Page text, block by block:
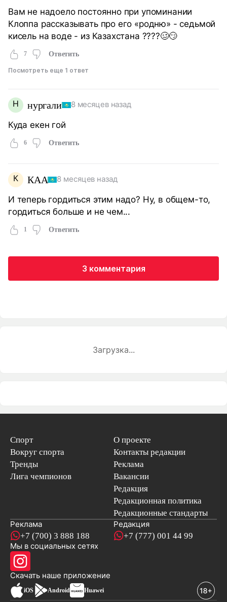
Вам не надоело постоянно при упоминании
Клоппа рассказывать про его «родню» - седьмой
кисель на воде - из Казахстана ????🥴😏
7 Ответить
Посмотреть еще 1 ответ
Н нургали 8 месяцев назад
Куда екен гой
6 Ответить
К КАА 8 месяцев назад
И теперь гордиться этим надо? Ну, в общем-то,
гордиться больше и не чем...
1 Ответить
3 комментария
Загрузка...
Спорт
Вокруг спорта
Тренды
Лига чемпионов
О проекте
Контакты редакции
Реклама
Вакансии
Редакция
Редакционная политика
Редакционные стандарты
Реклама
+7 (700) 3 888 188
Редакция
+7 (777) 001 44 99
Мы в социальных сетях
Скачать наше приложениеновостей
iOS Android Huawei